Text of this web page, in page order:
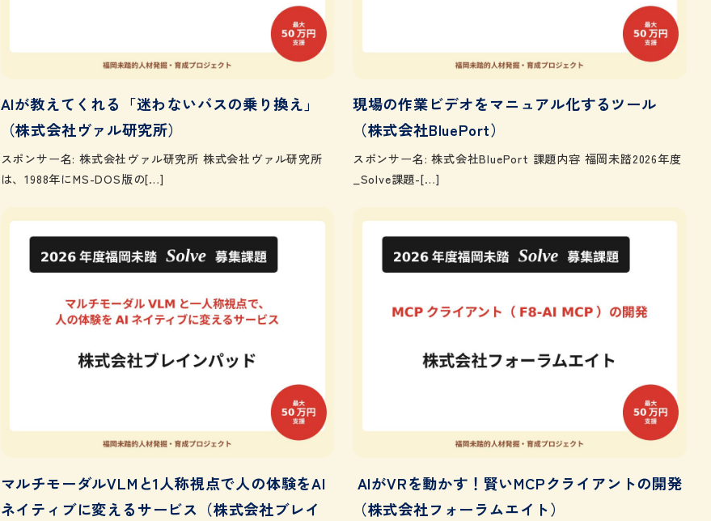
AIが教えてくれる「迷わないバスの乗り換え」
（株式会社ヴァル研究所）
スポンサー名: 株式会社ヴァル研究所 株式会社ヴァル研究所
は、1988年にMS-DOS版の[…]
現場の作業ビデオをマニュアル化するツール
（株式会社BluePort）
スポンサー名: 株式会社BluePort 課題内容 福岡未踏2026年度
_Solve課題-[…]
マルチモーダルVLMと1人称視点で人の体験をAI
ネイティブに変えるサービス（株式会社ブレイ
AIがVRを動かす！賢いMCPクライアントの開発
（株式会社フォーラムエイト）